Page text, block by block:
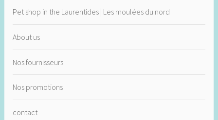
Pet shop in the Laurentides | Les moulées du nord
About us
Nos fournisseurs
Nos promotions
contact